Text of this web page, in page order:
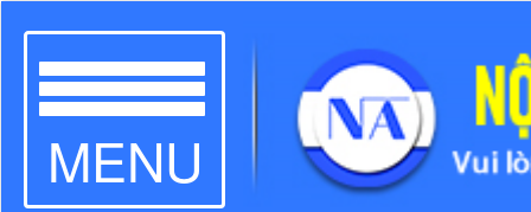
TOGGLE
NAVIGATION
MENU